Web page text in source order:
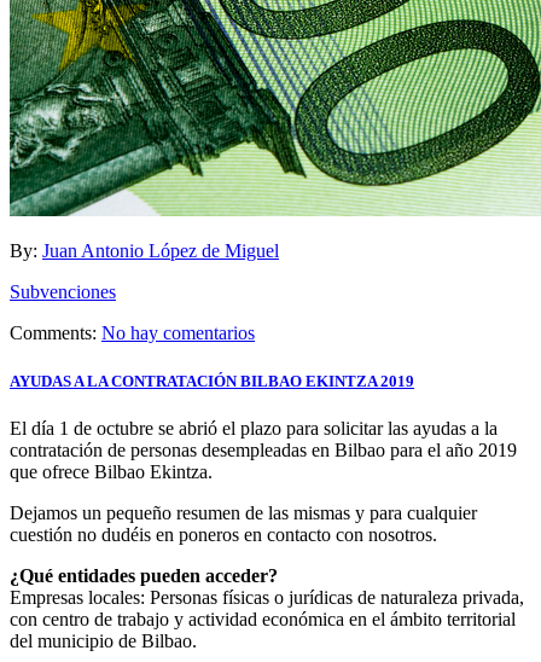
By: Juan Antonio López de Miguel
Subvenciones
Comments: No hay comentarios
AYUDAS A LA CONTRATACIÓN BILBAO EKINTZA 2019
El día 1 de octubre se abrió el plazo para solicitar las ayudas a la
contratación de personas desempleadas en Bilbao para el año 2019
que ofrece Bilbao Ekintza.
Dejamos un pequeño resumen de las mismas y para cualquier
cuestión no dudéis en poneros en contacto con nosotros.
¿Qué entidades pueden acceder?
Empresas locales: Personas físicas o jurídicas de naturaleza privada,
con centro de trabajo y actividad económica en el ámbito territorial
del municipio de Bilbao.